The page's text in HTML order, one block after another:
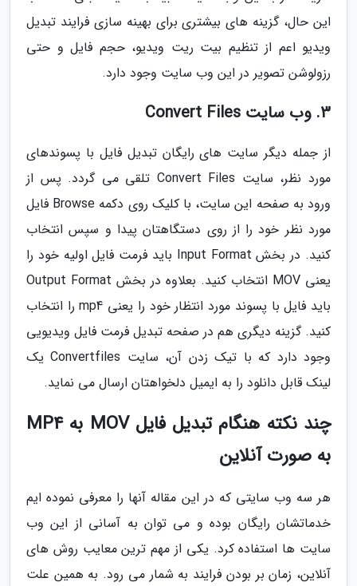
این حال، گزینه های بیشتری برای بهینه سازی فرایند تبدیل
ویدیو اعم از تنظیم بیت ریت ویدیو، حجم فایل و حتی
رزولوشن تصویر در این وب سایت وجود دارد.
3. وب سایت Convert Files
از جمله دیگر سایت های رایگان تبدیل فایل با پسوندهای
مورد نظر، سایت Convert Files تلقی می گردد. پس از
ورود به صفحه این سایت، با کلیک روی دکمه Browse فایل
مورد نظر خود را از روی دستگاهتان پیدا و سپس انتخاب
کنید. در بخش Input Format باید فرمت فایل اولیه خود را
یعنی MOV انتخاب کنید. بعلاوه در بخش Output Format
باید فایل با پسوند مورد انتظار خود را یعنی mp4 را انتخاب
کنید. گزینه دیگری هم در صفحه تبدیل فرمت فایل ویدیویی
وجود دارد که با تیک زدن آن، سایت Convertfiles یک
لینک قابل دانلود را به ایمیل دلخواهتان ارسال می نماید.
چند نکته هنگام تبدیل فایل MOV به MP4
به صورت آنلاین
هر سه وب سایتی که در این مقاله آنها را معرفی نموده ایم
خدماتشان رایگان بوده و می توان به آسانی از این وب
سایت ها استفاده کرد. یکی از مهم ترین معایب روش های
آنلاین، زمان بر بودن فرایند به شمار می رود. به همین علت